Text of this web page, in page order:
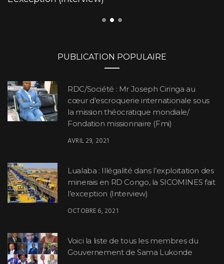
PUBLICATION POPULAIRE
RDC/Société : Mr Joseph Ciringa au
cœur d’escroquerie internationale sous
la mission théocratique mondiale/
Fondation missionnaire (Fmi)
AVRIL 29, 2021
Lualaba : Illégalité dans l’exploitation des
minerais en RD Congo, la SICOMINES fait
l’exception (Interview)
OCTOBRE 6, 2021
Voici la liste de tous les membres du
Gouvernement de Sama Lukonde